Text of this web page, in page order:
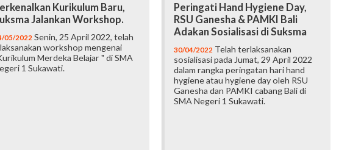
Kurikulum Baru,
Jalankan Workshop.
05/2022 Senin, 25 April 2022, telah
workshop mengenai
Merdeka Belajar " di SMA
1 Sukawati.
Peringati Hand Hygiene Day,
RSU Ganesha & PAMKI Bali
Adakan Sosialisasi di Suksma
30/04/2022 Telah terlaksanakan
sosialisasi pada Jumat, 29 April 2022
dalam rangka peringatan hari hand
hygiene atau hygiene day oleh RSU
Ganesha dan PAMKI cabang Bali di
SMA Negeri 1 Sukawati.